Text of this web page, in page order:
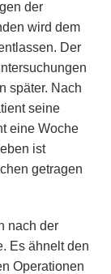
der
wird dem
Der
später. Nach
seine
eine Woche
ist
getragen
nach der
Es ähnelt den
Operationen